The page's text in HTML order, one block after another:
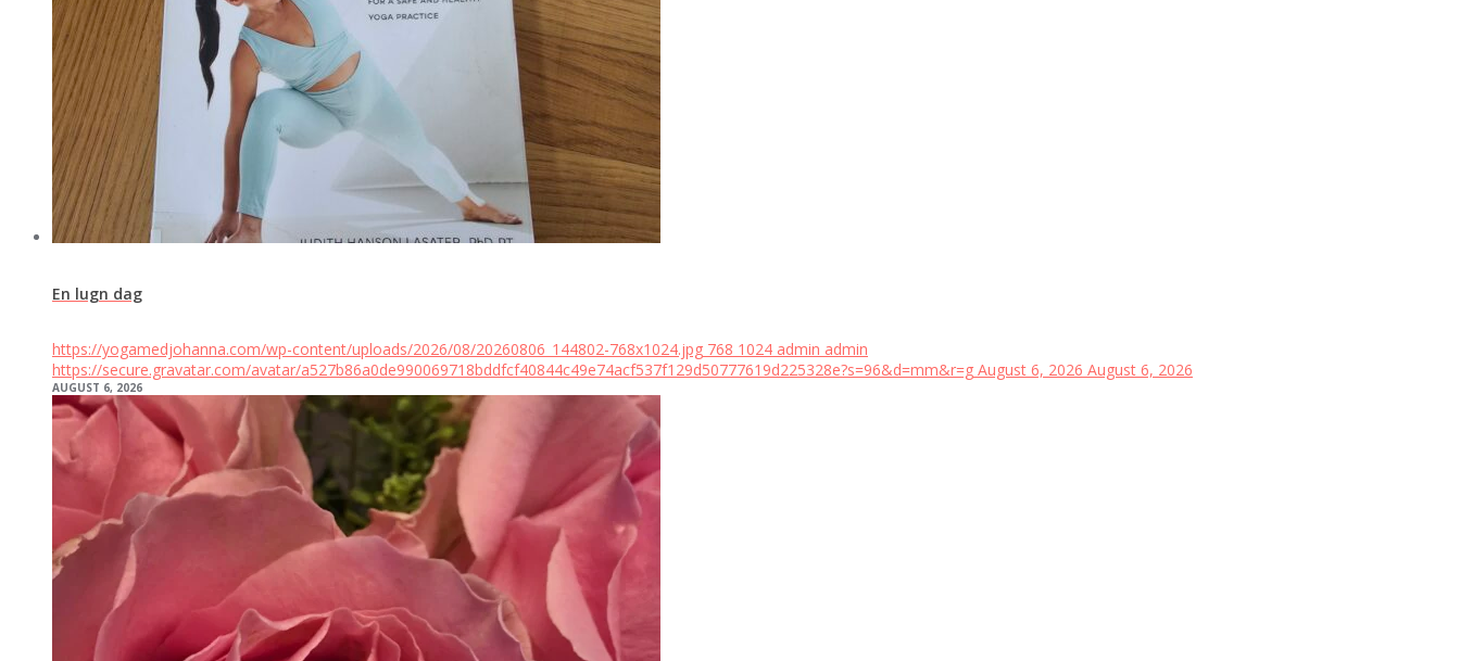
En lugn dag
https://yogamedjohanna.com/wp-content/uploads/2026/08/20260806_144802-768x1024.jpg 768 1024 admin admin
https://secure.gravatar.com/avatar/a527b86a0de990069718bddfcf40844c49e74acf537f129d50777619d225328e?s=96&d=mm&r=g August 6, 2026 August 6, 2026
AUGUST 6, 2026